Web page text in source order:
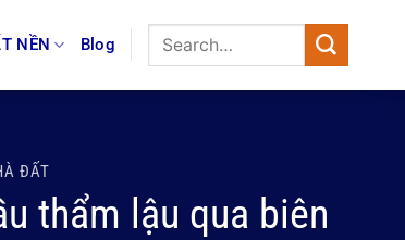
NỀN Blog
ĐẤT
thẩm lậu qua biên